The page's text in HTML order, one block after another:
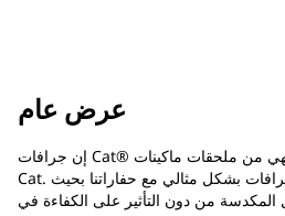
عرض عام
إن جرافات Cat®‎ أكثر من مجرد أداة إضافية، فهي من ملحقات ماكينات
Cat. تتوازن كل جرافة من الجرافات بشكل مثالي مع حفاراتنا بحيث
المكدسة من دون التأثير على الكفاءة في